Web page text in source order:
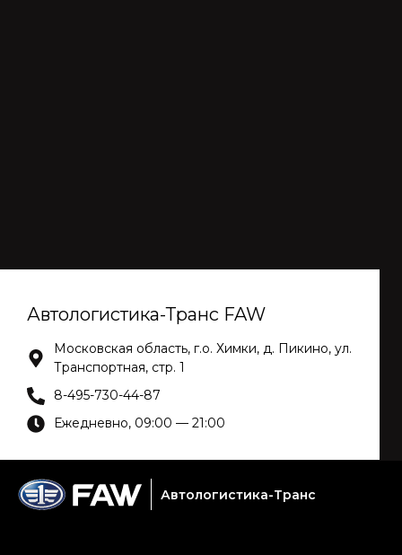
Автологистика-Транс FAW
Московская область, г.о. Химки, д. Пикино, ул.
Транспортная, стр. 1
8-495-730-44-87
Ежедневно, 09:00 — 21:00
Автологистика-Транс